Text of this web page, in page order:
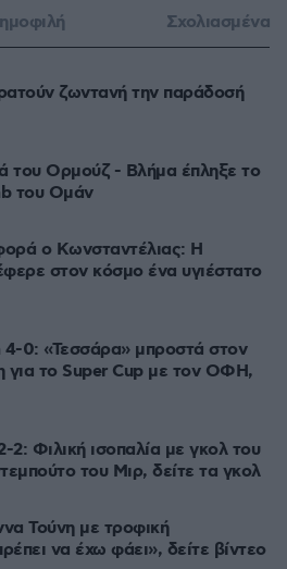
Σχολιασμένα
ζωντανή την παράδοσή
του Ορμούζ - Βλήμα έπληξε το
του Ομάν
ο Κωνσταντέλιας: Η
στον κόσμο ένα υγιέστατο
0: «Τεσσάρα» μπροστά στον
για το Super Cup με τον ΟΦΗ,
Φιλική ισοπαλία με γκολ του
του Μιρ, δείτε τα γκολ
Τούνη με τροφική
να έχω φάει», δείτε βίντεο